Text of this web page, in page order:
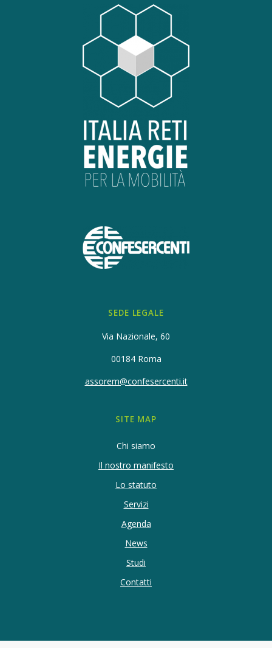
SEDE LEGALE
Via Nazionale, 60
00184 Roma
assorem@confesercenti.it
SITE MAP
Chi siamo
Il nostro manifesto
Lo statuto
Servizi
Agenda
News
Studi
Contatti